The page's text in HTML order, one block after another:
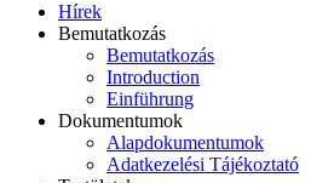
Hírek
Bemutatkozás
Bemutatkozás
Introduction
Einführung
Dokumentumok
Alapdokumentumok
Adatkezelési Tájékoztató